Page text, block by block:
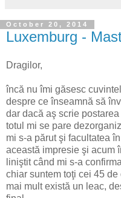
October 20, 2014
Luxemburg -
Dragilor,
încă nu îmi găsesc
despre ce înseamnă să
dar dacă aş scrie
totul mi se pare
mi s-a părut şi facultatea
această impresie şi acum
liniştit când mi s-a
chiar suntem toţi cei 45
mai mult există un leac,